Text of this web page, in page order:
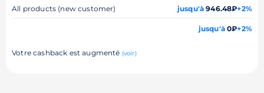
All products (new customer) jusqu'à 946.48₽+2%
jusqu'à0₽+2%
Votre cashback est augmenté (voir)